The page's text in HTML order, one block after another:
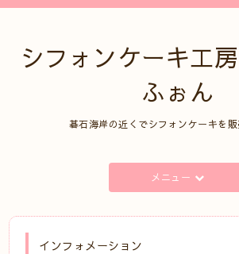
シフォンケーキ工
ふぉん
碁石海岸の近くでシフォンケーキを
メニュー
インフォメーション